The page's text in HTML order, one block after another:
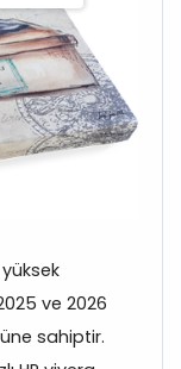
ve 2026
sahiptir.